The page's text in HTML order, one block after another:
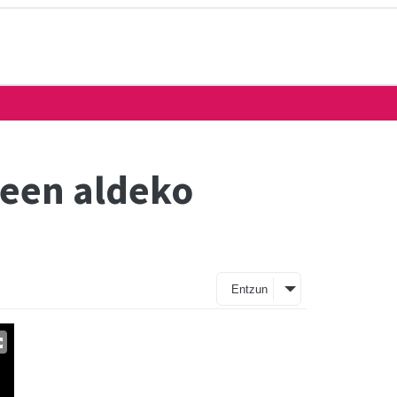
aldeko
Entzun